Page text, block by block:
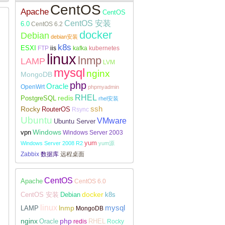
Linux下安装配置WireGuard
Apache CentOS CentOS
6.0 CentOS 6.2 CentOS 安装
Debian debian安装 docker
ESXI FTP iis k8s kafka kubernetes
LAMP linux lnmp LVM
MongoDB mysql nginx
OpenWrt Oracle php phpmyadmin
PostgreSQL redis RHEL rhel安装
Rocky RouterOS Rsync ssh
Ubuntu Ubuntu Server VMware
vpn Windows Windows Server 2003
Windows Server 2008 R2 yum yum源
Zabbix 数据库 远程桌面
Apache CentOS CentOS 6.0
CentOS 安装 Debian docker k8s
LAMP linux lnmp MongoDB mysql
nginx Oracle php redis RHEL Rocky